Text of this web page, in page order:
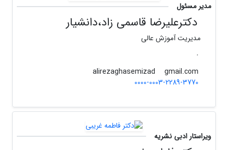
مدیر مسئول
دکترعلیرضا قاسمی زاد،دانشیار
مدیریت آموزش عالی
.
gmail.com
0000-0003-2289-3770
ویراستار ادبی نشریه